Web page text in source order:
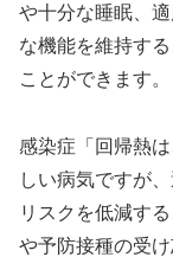
や十分な睡眠、
な機能を維持す
ことができます。
感染症「回帰熱
しい病気ですが
リスクを低減す
や予防接種の受